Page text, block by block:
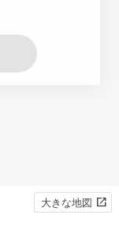
大きな地図